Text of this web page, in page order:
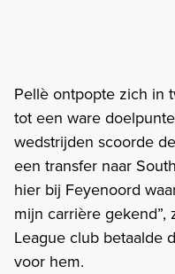
Pellè ontpopte zich in
tot een ware
wedstrijden scoorde
een transfer naar
hier bij Feyenoord
mijn carrière
League club betaalde
voor hem.